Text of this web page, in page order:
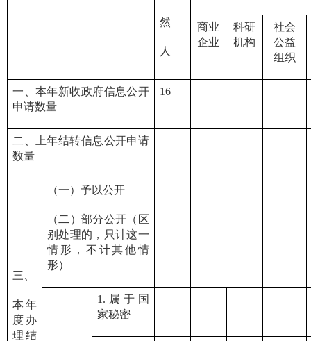
然
人
商业
企业
科研
机构
社会
公益
组织
一、本年新收政府信息公开
申请数量
16
二、上年结转信息公开申请
数量
三、
本年
度办
理结
（一）予以公开
（二）部分公开（区
别处理的，只计这一
情形，不计其他情
形）
1.属于国
家秘密